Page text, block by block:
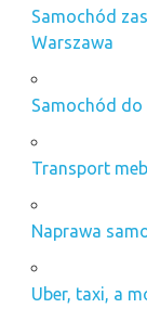
Samochód
Warszawa
Samochód do
Transport
Naprawa
Uber, taxi, a